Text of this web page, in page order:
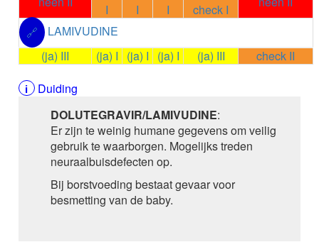
ALFENTANYL HCl
ALFUZOSINE
ALGELDRAAT
ALGELDRAAT / MAGNESIUM HYDROXYDE
ALGINAAT Na / BICARBONAAT Na
ALGINAAT Na / Na BICARBONAAT / CALCIUM
CARBONAAT
ALGINEZUUR
ALGLUCOSIDASE alfa
ALIROCUMAB
ALIZAPRIDE
ALLOPURINOL
I
I
I
check I
🔗
LAMIVUDINE
(ja) III
(ja) I (ja) I (ja) I (ja) III
check II
Duiding
DOLUTEGRAVIR/LAMIVUDINE:
Er zijn te weinig humane gegevens om veilig
gebruik te waarborgen. Mogelijks treden
neuraalbuisdefecten op.
Bij borstvoeding bestaat gevaar voor
besmetting van de baby.